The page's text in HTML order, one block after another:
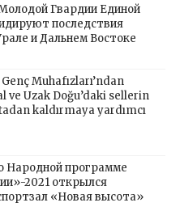
Гвардии Единой
последствия
и Дальнем Востоке
Muhafızları’ndan
ve Uzak Doğu’daki sellerin
kaldırmaya yardımcı
Народной программе
2021 открылся
«Новая высота»